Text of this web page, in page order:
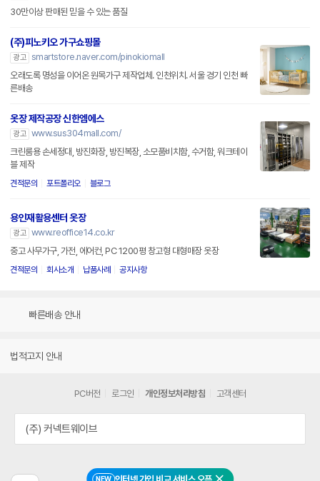
NEW 인터넷 가입 비교 서비스 오픈
30만이상 판매된 믿을 수 있는 품질
(주)피노키오 가구쇼핑몰
광고 smartstore.naver.com/pinokiomall
오래도록 명성을 이어온 원목가구 제작업체. 인천위치. 서울 경기 인천 빠
른배송
옷장 제작공장 신한엠에스
광고 www.sus304mall.com/
크린룸용 손세정대, 방진화장, 방진복장, 소모품비치함, 수거함, 워크테이
블 제작
견적문의 포트폴리오 블로그
용인재활용센터 옷장
광고 www.reoffice14.co.kr
중고 사무가구, 가전, 에어컨, PC 1200평 창고형 대형매장 옷장
견적문의 회사소개 납품사례 공지사항
빠른배송 안내
법적고지 안내
PC버전 로그인 개인정보처리방침 고객센터
(주) 커넥트웨이브